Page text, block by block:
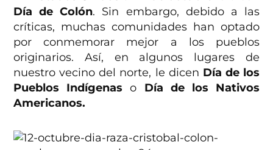
Día de Colón. Sin embargo, debido a las
críticas, muchas comunidades han optado
por conmemorar mejor a los pueblos
originarios. Así, en algunos lugares de
nuestro vecino del norte, le dicen Día de los
Pueblos Indígenas o Día de los Nativos
Americanos.